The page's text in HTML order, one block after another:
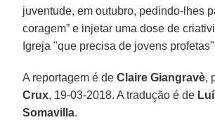
juventude, em outubro, pedindo-lhes
coragem” e injetar uma dose de
Igreja "que precisa de jovens
A reportagem é de Claire Giangravè,
Crux, 19-03-2018. A tradução é de
Somavilla.